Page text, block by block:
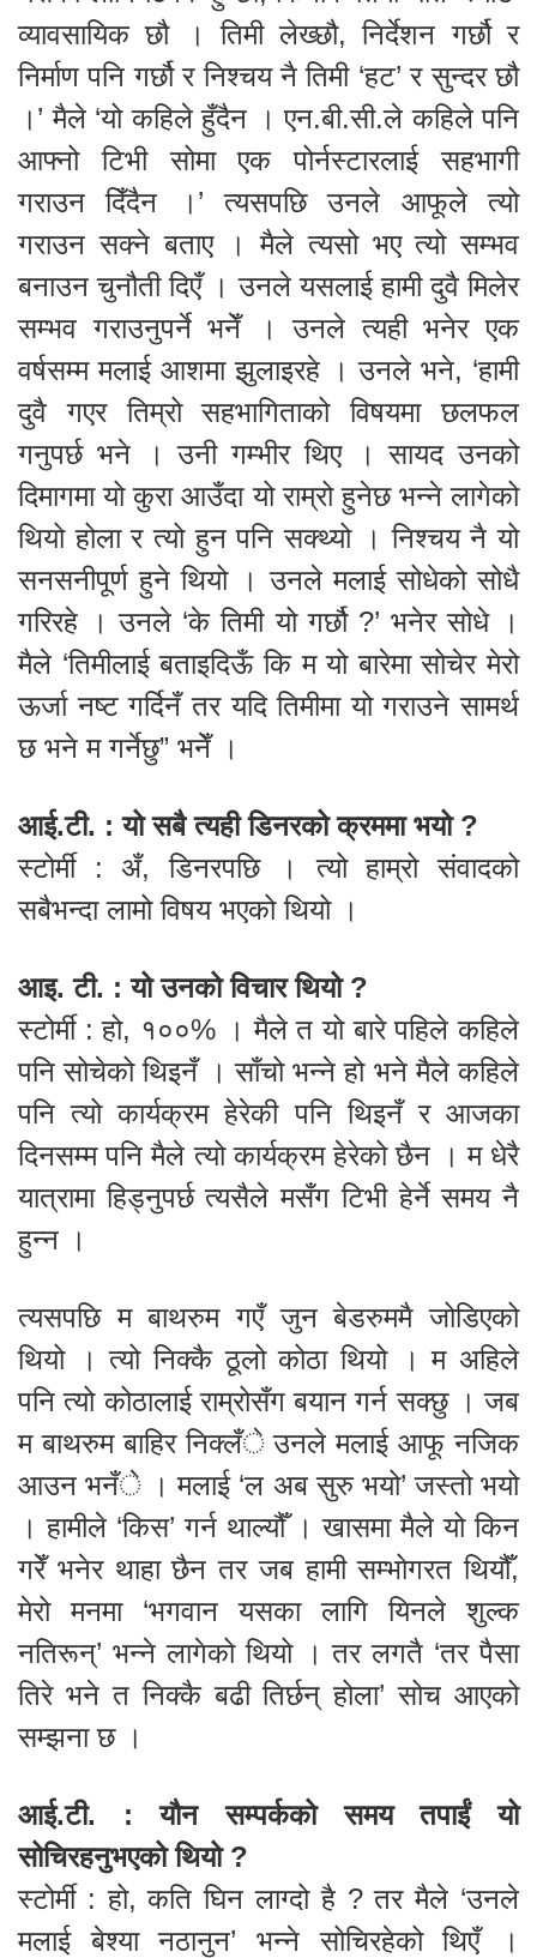
व्यावसायिक छौ । तिमी लेख्छौ, निर्देशन गर्छौ र
निर्माण पनि गर्छौ र निश्चय नै तिमी ‘हट’ र सुन्दर छौ
।’ मैले ‘यो कहिले हुँदैन । एन.बी.सी.ले कहिले पनि
आफ्नो टिभी सोमा एक पोर्नस्टारलाई सहभागी
गराउन दिँदैन ।’ त्यसपछि उनले आफूले त्यो
गराउन सक्ने बताए । मैले त्यसो भए त्यो सम्भव
बनाउन चुनौती दिएँ । उनले यसलाई हामी दुवै मिलेर
सम्भव गराउनुपर्ने भनेँ । उनले त्यही भनेर एक
वर्षसम्म मलाई आशमा झुलाइरहे । उनले भने, ‘हामी
दुवै गएर तिम्रो सहभागिताको विषयमा छलफल
गनुपर्छ भने । उनी गम्भीर थिए । सायद उनको
दिमागमा यो कुरा आउँदा यो राम्रो हुनेछ भन्ने लागेको
थियो होला र त्यो हुन पनि सक्थ्यो । निश्चय नै यो
सनसनीपूर्ण हुने थियो । उनले मलाई सोधेको सोधै
गरिरहे । उनले ‘के तिमी यो गर्छौ ?’ भनेर सोधे ।
मैले ‘तिमीलाई बताइदिऊँ कि म यो बारेमा सोचेर मेरो
ऊर्जा नष्ट गर्दिनँ तर यदि तिमीमा यो गराउने सामर्थ
छ भने म गर्नेछु” भनेँ ।
आई.टी. : यो सबै त्यही डिनरको क्रममा भयो ?
स्टोर्मी : अँ, डिनरपछि । त्यो हाम्रो संवादको
सबैभन्दा लामो विषय भएको थियो ।
आइ. टी. : यो उनको विचार थियो ?
स्टोर्मी : हो, १००% । मैले त यो बारे पहिले कहिले
पनि सोचेको थिइनँ । साँचो भन्ने हो भने मैले कहिले
पनि त्यो कार्यक्रम हेरेकी पनि थिइनँ र आजका
दिनसम्म पनि मैले त्यो कार्यक्रम हेरेको छैन । म धेरै
यात्रामा हिड्नुपर्छ त्यसैले मसँग टिभी हेर्ने समय नै
हुन्न ।
त्यसपछि म बाथरुम गएँ जुन बेडरुममै जोडिएको
थियो । त्यो निक्कै ठूलो कोठा थियो । म अहिले
पनि त्यो कोठालाई राम्रोसँग बयान गर्न सक्छु । जब
म बाथरुम बाहिर निक्लँे उनले मलाई आफू नजिक
आउन भनँे । मलाई ‘ल अब सुरु भयो’ जस्तो भयो
। हामीले ‘किस’ गर्न थाल्यौँ । खासमा मैले यो किन
गरेँ भनेर थाहा छैन तर जब हामी सम्भोगरत थियौँ,
मेरो मनमा ‘भगवान यसका लागि यिनले शुल्क
नतिरून्’ भन्ने लागेको थियो । तर लगतै ‘तर पैसा
तिरे भने त निक्कै बढी तिर्छन् होला’ सोच आएको
सम्झना छ ।
आई.टी. : यौन सम्पर्कको समय तपाईं यो
सोचिरहनुभएको थियो ?
स्टोर्मी : हो, कति घिन लाग्दो है ? तर मैले ‘उनले
मलाई बेश्या नठानुन’ भन्ने सोचिरहेको थिएँ ।